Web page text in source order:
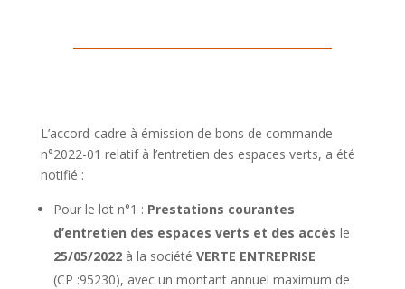
L’accord-cadre à émission de bons de commande
n°2022-01 relatif à l’entretien des espaces verts, a été
notifié :
Pour le lot n°1 : Prestations courantes
d’entretien des espaces verts et des accès le
25/05/2022à la société VERTE ENTREPRISE
(CP :95230), avec un montant annuel maximum de